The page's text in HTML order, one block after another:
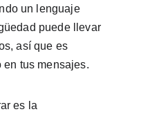
un lenguaje
puede llevar
así que es
en tus mensajes.
es la